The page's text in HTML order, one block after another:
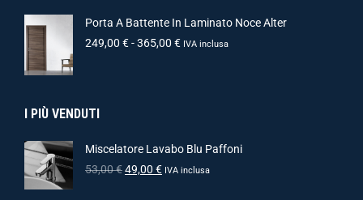
Porta A Battente In Laminato Noce Alter
249,00 €-365,00 € IVA inclusa
I PIÙ VENDUTI
Miscelatore Lavabo Blu Paffoni
53,00€49,00 € IVA inclusa